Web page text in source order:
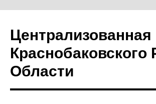
Области